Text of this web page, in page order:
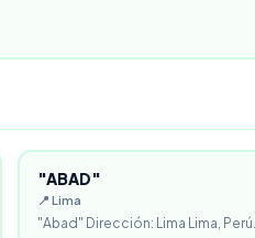
"ABAD"
📍 Lima
"Abad" Dirección: Lima Lima,